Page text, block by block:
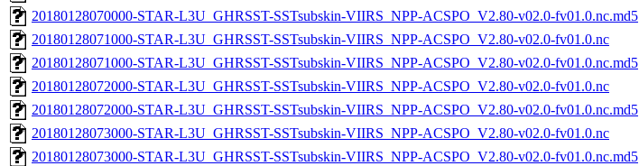
20180128070000-STAR-L3U_GHRSST-SSTsubskin-VIIRS_NPP-ACSPO_V2.80-v02.0-fv01.0.nc.md5
20180128071000-STAR-L3U_GHRSST-SSTsubskin-VIIRS_NPP-ACSPO_V2.80-v02.0-fv01.0.nc
20180128071000-STAR-L3U_GHRSST-SSTsubskin-VIIRS_NPP-ACSPO_V2.80-v02.0-fv01.0.nc.md5
20180128072000-STAR-L3U_GHRSST-SSTsubskin-VIIRS_NPP-ACSPO_V2.80-v02.0-fv01.0.nc
20180128072000-STAR-L3U_GHRSST-SSTsubskin-VIIRS_NPP-ACSPO_V2.80-v02.0-fv01.0.nc.md5
20180128073000-STAR-L3U_GHRSST-SSTsubskin-VIIRS_NPP-ACSPO_V2.80-v02.0-fv01.0.nc
20180128073000-STAR-L3U_GHRSST-SSTsubskin-VIIRS_NPP-ACSPO_V2.80-v02.0-fv01.0.nc.md5